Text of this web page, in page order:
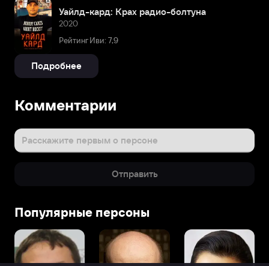
Уайлд-кард: Крах радио-болтуна
2020
Рейтинг Иви: 7,9
Подробнее
Комментарии
Расскажите первым о персоне
Отправить
Популярные персоны